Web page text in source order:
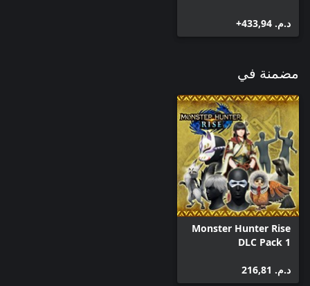
د.م.‏ 433,94+
مضمنة في
Monster Hunter Rise
DLC Pack 1
د.م.‏ 216,81